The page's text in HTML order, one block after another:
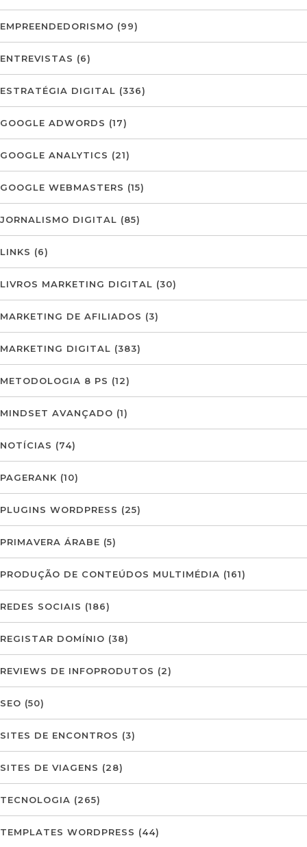
EMPREENDEDORISMO (99)
ENTREVISTAS (6)
ESTRATÉGIA DIGITAL (336)
GOOGLE ADWORDS (17)
GOOGLE ANALYTICS (21)
GOOGLE WEBMASTERS (15)
JORNALISMO DIGITAL (85)
LINKS (6)
LIVROS MARKETING DIGITAL (30)
MARKETING DE AFILIADOS (3)
MARKETING DIGITAL (383)
METODOLOGIA 8 PS (12)
MINDSET AVANÇADO (1)
NOTÍCIAS (74)
PAGERANK (10)
PLUGINS WORDPRESS (25)
PRIMAVERA ÁRABE (5)
PRODUÇÃO DE CONTEÚDOS MULTIMÉDIA (161)
REDES SOCIAIS (186)
REGISTAR DOMÍNIO (38)
REVIEWS DE INFOPRODUTOS (2)
SEO (50)
SITES DE ENCONTROS (3)
SITES DE VIAGENS (28)
TECNOLOGIA (265)
TEMPLATES WORDPRESS (44)